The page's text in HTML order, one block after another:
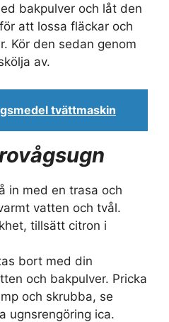
bakpulver och låt den
att lossa fläckar och
Kör den sedan genom
av.
tvättmaskin
in med en trasa och
vatten och tvål.
tillsätt citron i
bort med din
och bakpulver. Pricka
och skrubba, se
ugnsrengöring ica.